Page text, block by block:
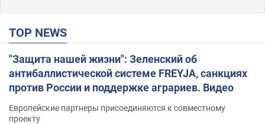
TOP NEWS
"Защита нашей жизни": Зеленский об
антибаллистической системе FREYJA, санкциях
против России и поддержке аграриев. Видео
Европейские партнеры присоединяются к совместному
проекту